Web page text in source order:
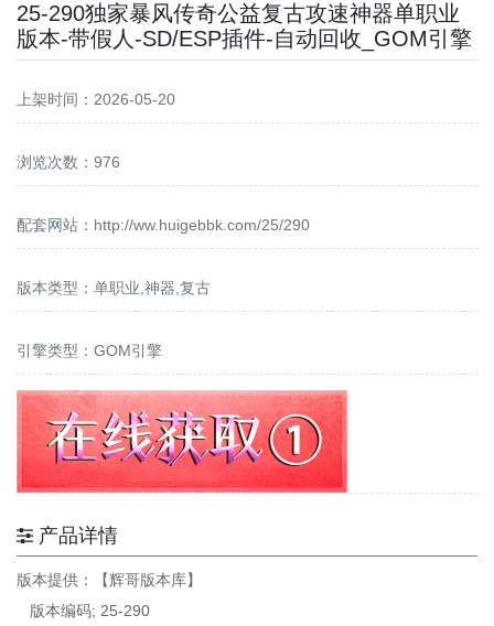
25-290独家暴风传奇公益复古攻速神器单职业
版本-带假人-SD/ESP插件-自动回收_GOM引擎
上架时间：2026-05-20
浏览次数：976
配套网站： http://ww.huigebbk.com/25/290
版本类型：单职业,神器,复古
引擎类型：GOM引擎
产品详情
版本提供：【辉哥版本库】
版本编码; 25-290